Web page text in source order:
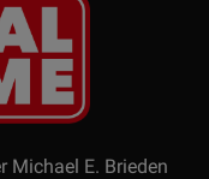
Michael E. Brieden